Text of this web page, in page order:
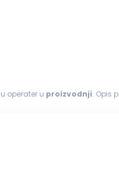
operater u proizvodnji